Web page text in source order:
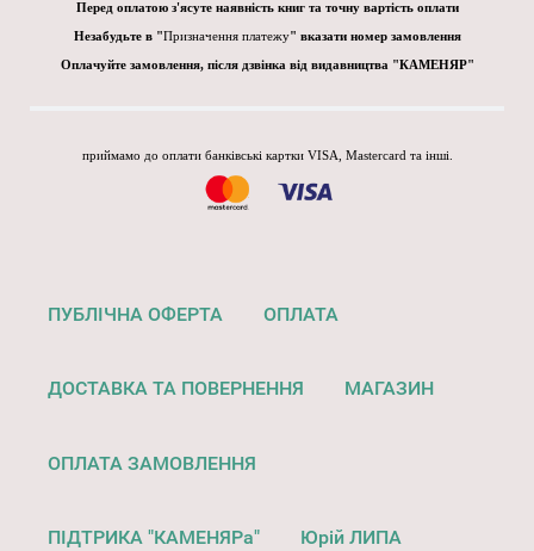
Перед оплатою з'ясуте наявність книг та точну вартість оплати
Незабудьте в "Призначення платежу" вказати номер замовлення
Оплачуйте замовлення, після дзвінка від видавництва "КАМЕНЯР"
приймамо до оплати банківські картки VISA, Mastercard та інші.
ПУБЛІЧНА ОФЕРТА ОПЛАТА
ДОСТАВКА ТА ПОВЕРНЕННЯ МАГАЗИН
ОПЛАТА ЗАМОВЛЕННЯ
ПІДТРИКА "КАМЕНЯРа" Юрій ЛИПА